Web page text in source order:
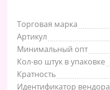
Торговая марка
Артикул
Минимальный опт
Кол-во штук в упаковке
Кратность
Идентификатор вендора